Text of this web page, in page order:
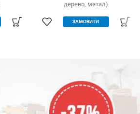
дерево, метал)
інструменту
міцний та якісний матеріал
ЗАМОВИТИ